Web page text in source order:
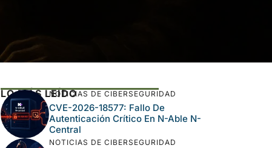
LO MÁS LEÍDONOTICIAS DE CIBERSEGURIDAD
CVE-2026-18577: Fallo De
Autenticación Crítico En N-Able N-
Central
NOTICIAS DE CIBERSEGURIDAD